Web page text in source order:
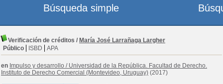
Verificación de créditos / María José Larrañaga Largher
Público
ISBD APA
en Impulso y desarrollo / Universidad de la República. Facultad de Derecho.
Instituto de Derecho Comercial (Montevideo, Uruguay) (2017)
Búsqueda simple